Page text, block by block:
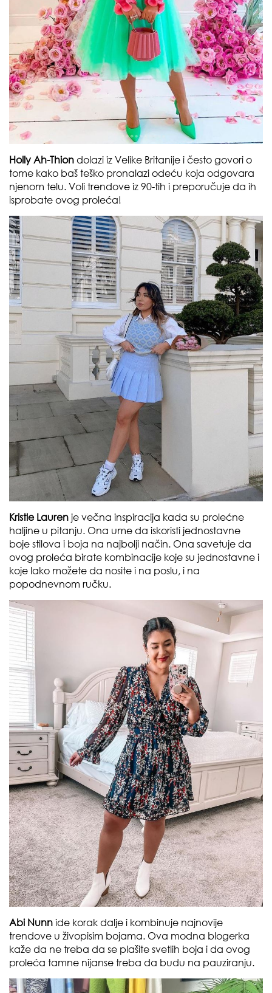
Holly Ah-Thion dolazi iz Velike Britanije i često govori o
tome kako baš teško pronalazi odeću koja odgovara
njenom telu. Voli trendove iz 90-tih i preporučuje da ih
isprobate ovog proleća!
Kristle Lauren je večna inspiracija kada su prolećne
haljine u pitanju. Ona ume da iskoristi jednostavne
boje stilova i boja na najbolji način. Ona savetuje da
ovog proleća birate kombinacije koje su jednostavne i
koje lako možete da nosite i na poslu, i na
popodnevnom ručku.
Abi Nunn ide korak dalje i kombinuje najnovije
trendove u živopisim bojama. Ova modna blogerka
kaže da ne treba da se plašite svetlih boja i da ovog
proleća tamne nijanse treba da budu na pauziranju.